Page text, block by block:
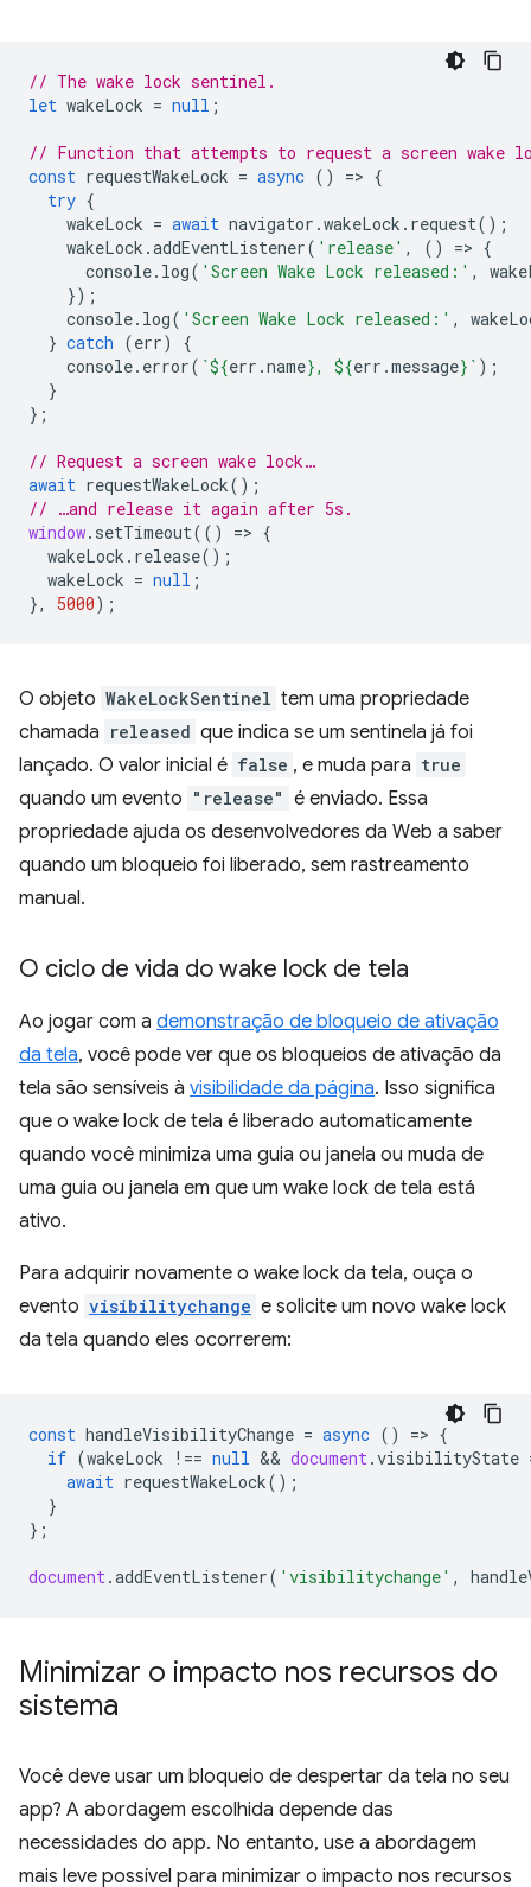
// The wake lock sentinel.
let wakeLock = null ;
// Function that attempts to request a screen wake
const requestWakeLock = async () => {
try {
wakeLock = await navigator .wakeLock . request();
wakeLock .addEventListener( 'release' , () => {
console. log( 'Screen Wake Lock released:' ,
});
console. log( 'Screen Wake Lock released:' ,
} catch (err)
{
console. error( `${err .name}, ${err .message} ` );
}
};
// Request a screen wake lock…
await requestWakeLock();
// …and release it again after 5s.
window. setTimeout(() => {
wakeLock . release();
wakeLock = null ;
},
5000);
O objeto WakeLockSentinel tem uma propriedade
chamada released que indica se um sentinela já foi
lançado. O valor inicial é false , e muda para true
quando um evento "release" é enviado. Essa
propriedade ajuda os desenvolvedores da Web a saber
quando um bloqueio foi liberado, sem rastreamento
manual.
O ciclo de vida do wake lock de tela
Ao jogar com a demonstração de bloqueio de ativação
da tela, você pode ver que os bloqueios de ativação da
tela são sensíveis à visibilidade da página. Isso significa
que o wake lock de tela é liberado automaticamente
quando você minimiza uma guia ou janela ou muda de
uma guia ou janela em que um wake lock de tela está
ativo.
Para adquirir novamente o wake lock da tela, ouça o
evento visibilitychange e solicite um novo wake lock
da tela quando eles ocorrerem:
const handleVisibilityChange = async () => {
if (wakeLock !== null && document.visibilityState
await requestWakeLock();
}
};
document.addEventListener( 'visibilitychange' ,
Minimizar o impacto nos recursos do
sistema
Você deve usar um bloqueio de despertar da tela no seu
app? A abordagem escolhida depende das
necessidades do app. No entanto, use a abordagem
mais leve possível para minimizar o impacto nos recursos